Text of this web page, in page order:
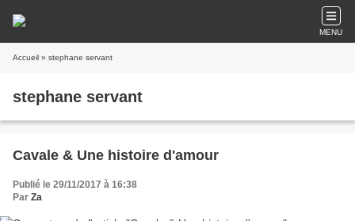
MENU
Accueil » stephane servant
stephane servant
Cavale & Une histoire d'amour
Publié le 29/11/2017 à 16:38
Par Za